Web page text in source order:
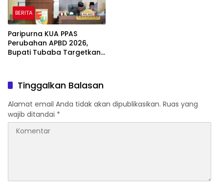
BERITA
Paripurna KUA PPAS
Perubahan APBD 2026,
Bupati Tubaba Targetkan
Tinggalkan Balasan
Alamat email Anda tidak akan dipublikasikan. Ruas yang
wajib ditandai *